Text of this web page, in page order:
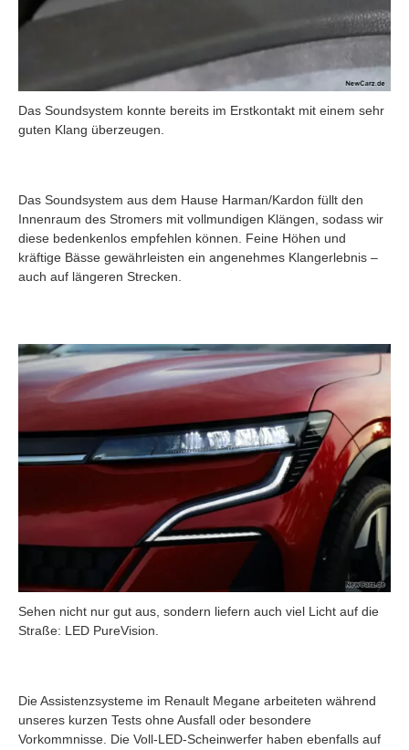
Das Soundsystem konnte bereits im Erstkontakt mit einem sehr
guten Klang überzeugen.
Das Soundsystem aus dem Hause Harman/Kardon füllt den
Innenraum des Stromers mit vollmundigen Klängen, sodass wir
diese bedenkenlos empfehlen können. Feine Höhen und
kräftige Bässe gewährleisten ein angenehmes Klangerlebnis –
auch auf längeren Strecken.
Sehen nicht nur gut aus, sondern liefern auch viel Licht auf die
Straße: LED PureVision.
Die Assistenzsysteme im Renault Megane arbeiteten während
unseres kurzen Tests ohne Ausfall oder besondere
Vorkommnisse. Die Voll-LED-Scheinwerfer haben ebenfalls auf